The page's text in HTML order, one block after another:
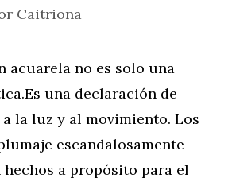
Caitriona
acuarela no es solo una
una declaración de
la luz y al movimiento. Los
escandalosamente
hechos a propósito para el